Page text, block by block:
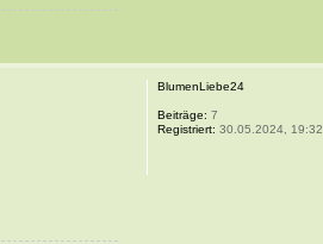
BlumenLiebe24
Beiträge: 7
Registriert: 30.05.2024, 19:32